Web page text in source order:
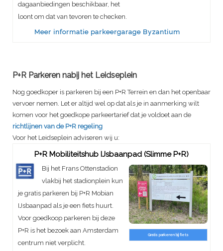
dagaanbiedingen beschikbaar, het
loont om dat van tevoren te checken.
Meer informatie parkeergarage Byzantium
P+R Parkeren nabij het Leidseplein
Nog goedkoper is parkeren bij een P+R Terrein en dan het openbaar
vervoer nemen. Let er altijd wel op dat als je in aanmerking wilt
komen voor het goedkope parkeertarief dat je voldoet aan de
richtlijnen van de P+R regeling
Voor het Leidseplein adviseren wij u:
P+R Mobiliteitshub IJsbaanpad (Slimme P+R)
Gratis parkeren bij fiets
Bij het Frans Ottenstadion
vlakbij het stadionplein kun
je gratis parkeren bij P+R Mobian
IJsbaanpad als je een fiets huurt.
Voor goedkoop parkeren bij deze
P+R is het bezoek aan Amsterdam
centrum niet verplicht.